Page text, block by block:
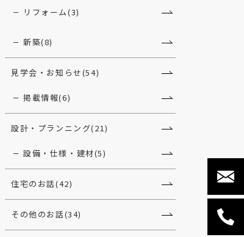
リフォーム(3)
新築(8)
見学会・お知らせ(54)
掲載情報(6)
設計・プランニング(21)
設備・仕様・建材(5)
住宅のお話(42)
その他のお話(34)